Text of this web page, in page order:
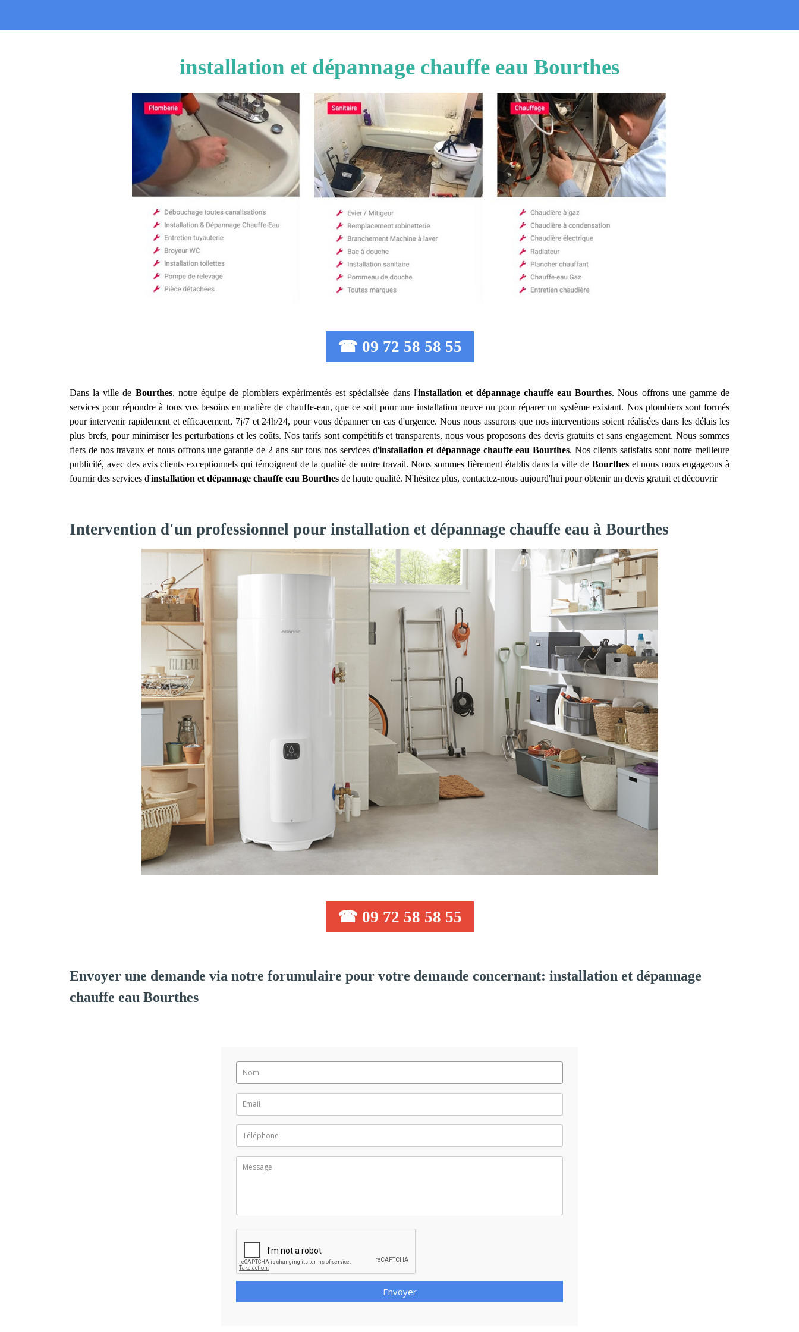
installation et dépannage chauffe eau Bourthes
☎ 09 72 58 58 55
Dans la ville de Bourthes, notre équipe de plombiers expérimentés est spécialisée dans l'installation et dépannage chauffe eau Bourthes. Nous offrons une gamme de
services pour répondre à tous vos besoins en matière de chauffe-eau, que ce soit pour une installation neuve ou pour réparer un système existant. Nos plombiers sont formés
pour intervenir rapidement et efficacement, 7j/7 et 24h/24, pour vous dépanner en cas d'urgence. Nous nous assurons que nos interventions soient réalisées dans les délais les
plus brefs, pour minimiser les perturbations et les coûts. Nos tarifs sont compétitifs et transparents, nous vous proposons des devis gratuits et sans engagement. Nous sommes
fiers de nos travaux et nous offrons une garantie de 2 ans sur tous nos services d'installation et dépannage chauffe eau Bourthes. Nos clients satisfaits sont notre meilleure
publicité, avec des avis clients exceptionnels qui témoignent de la qualité de notre travail. Nous sommes fièrement établis dans la ville de Bourtheset nous nous engageons à
fournir des services d'installation et dépannage chauffe eau Bourthes de haute qualité. N'hésitez plus, contactez-nous aujourd'hui pour obtenir un devis gratuit et découvrir
Intervention d'un professionnel pour installation et dépannage chauffe eau à Bourthes
☎ 09 72 58 58 55
Envoyer une demande via notre forumulaire pour votre demande concernant: installation et dépannage
chauffe eau Bourthes
Envoyer